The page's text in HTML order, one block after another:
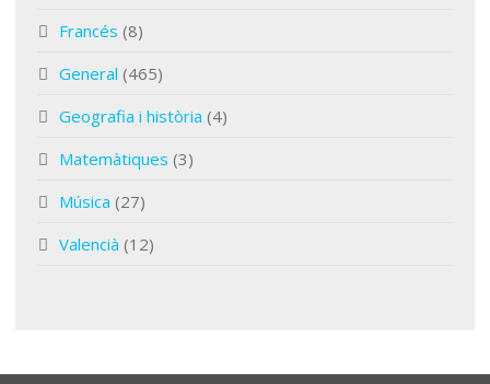
Francés (8)
General (465)
Geografia i història (4)
Matemàtiques (3)
Música (27)
Valencià (12)